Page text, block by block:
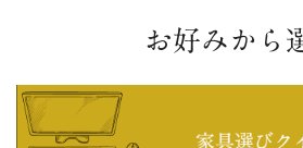
お好みから